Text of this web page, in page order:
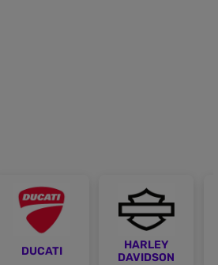
DUCATI
HARLEY
DAVIDSON